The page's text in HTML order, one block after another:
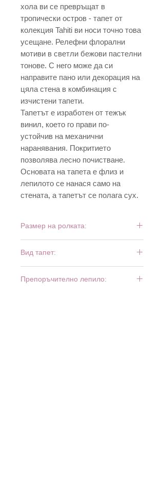
хола ви се превръщат в
тропически остров - тапет от
колекция Tahiti ви носи точно това
усещане. Релефни флорални
мотиви в светли бежови пастелни
тонове. С него може да си
направите пано или декорация на
цяла стена в комбинация с
изчистени тапети.
Тапетът е изработен от тежък
винил, което го прави по-
устойчив на механични
наранявания. Покритието
позволява лесно почистване.
Основата на тапета е флиз и
лепилото се нанася само на
стената, а тапетът се полага сух.
Размер на ролката:
Вид тапет:
Препоръчително лепило: